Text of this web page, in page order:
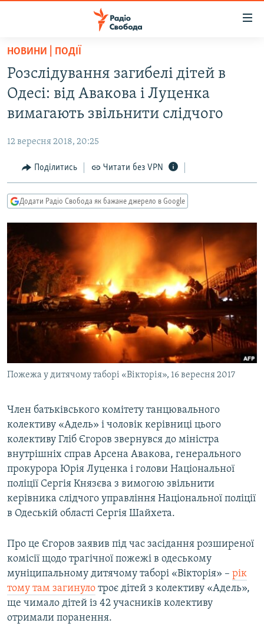
Перейти
основного
матеріалу
до
основної
навігації
Перейти
до
пошуку
ВСЕ ЗА ДОБУ
ЕКОНОМІКА
СУСПІЛЬСТВО
СВІТ
РОСІЙСЬКА «ФІЛЬТРАЦІЯ»
ДОНБАС.РЕАЛІЇ
ТИ ЯК?
КИТАЙ.ВИКЛИКИ
МУЛЬТИМЕДІА
ФОТО
СПЕЦПРОЄКТИ
ПОДКАСТИ
КРИМ РЕАЛІЇ
УКР
КТАТ
ДОЛУЧАЙСЯ!
Усі сайти RFE/RL
НОВИНИ | ПОДІЇ
Розслідування загибелі дітей в
Одесі: від Авакова і Луценка
вимагають звільнити слідчого
12 вересня 2018, 20:25
Поділитись Читати без VPN
Додати Радіо Свобода як бажане джерело в Google
Пожежа у дитячому таборі «Вікторія», 16 вересня 2017
Член батьківського комітету танцювального
колективу «Адель» і чоловік керівниці цього
колективу Гліб Єгоров звернувся до міністра
внутрішніх справ Арсена Авакова, генерального
прокурора Юрія Луценка і голови Національної
поліції Сергія Князєва з вимогою звільнити
керівника слідчого управління Національної поліції
в Одеській області Сергія Шайхета.
Про це Єгоров заявив під час засідання розширеної
комісії щодо трагічної пожежі в одеському
муніципальному дитячому таборі «Вікторія» – рік
тому там загинуло троє дітей з колективу «Адель»,
ще чимало дітей із 42 учасників колективу
отримали поранення.